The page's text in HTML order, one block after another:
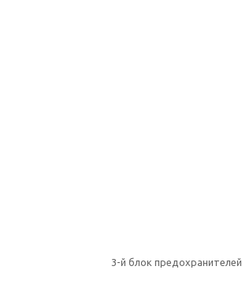
3-й блок предохранителей